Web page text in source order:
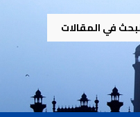
في المقالات